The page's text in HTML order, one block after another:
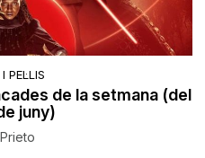
PEL·LIS
de la setmana (del
juny)